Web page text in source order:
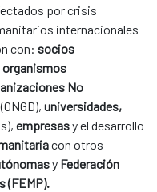
por crisis
internacionales
con: socios
No
(ONGD), universidades,
empresasy el desarrollo
con otros
y Federación
(FEMP).